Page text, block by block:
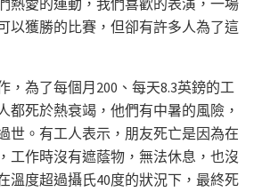
以獲勝的比賽，但卻有許多人為了這
，為了每個月200、每天8.3英鎊的工
都死於熱衰竭，他們有中暑的風險，
世。有工人表示，朋友死亡是因為在
工作時沒有遮蔭物，無法休息，也沒
溫度超過攝氏40度的狀況下，最終死